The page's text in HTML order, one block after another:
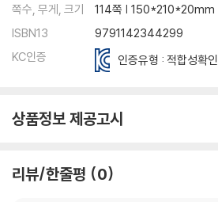
쪽수, 무게, 크기
114쪽 | 150*210*20mm
ISBN13
9791142344299
KC인증
인증유형 : 적합성확인
상품정보 제공고시
리뷰/한줄평 0